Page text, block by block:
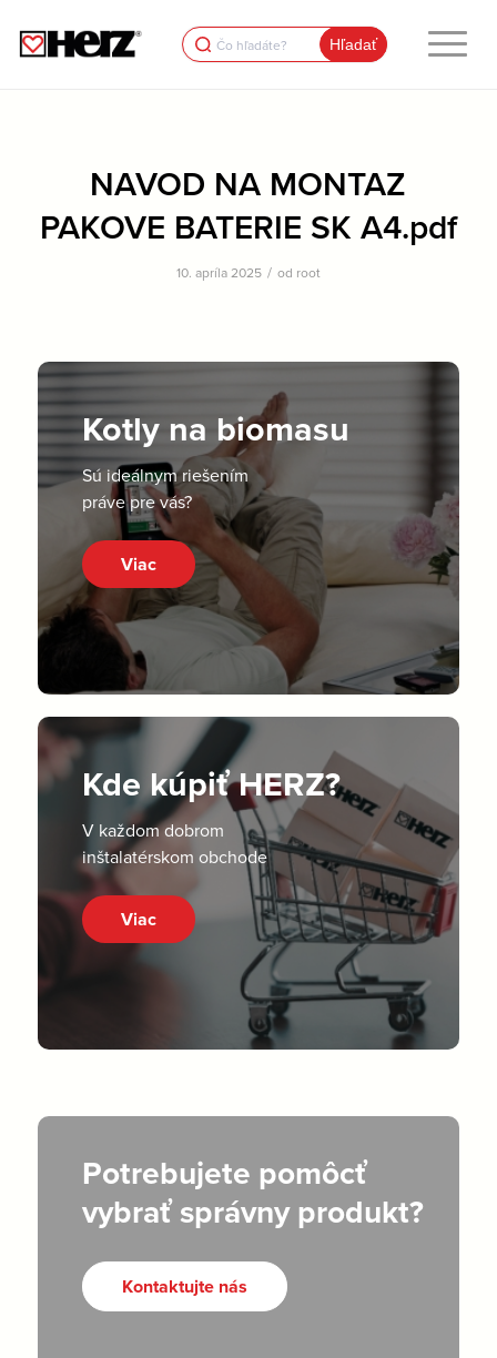
Search
for:
NAVOD NA MONTAZ
PAKOVE BATERIE SK A4.pdf
10. apríla 2025 / od root
Kotly na biomasu
Sú ideálnym riešením
práve pre vás?
Viac
Kde kúpiť HERZ?
V každom dobrom
inštalatérskom obchode
Viac
Potrebujete pomôcť
vybrať správny produkt?
Kontaktujte nás